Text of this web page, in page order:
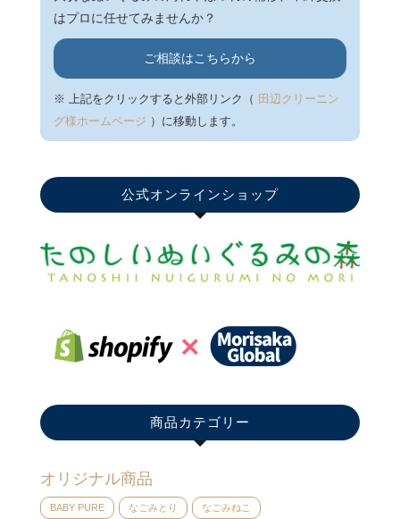
はプロに任せてみませんか？
ご相談はこちらから
※ 上記をクリックすると外部リンク（ 田辺クリーニン
グ様ホームページ ）に移動します。
公式オンラインショップ
商品カテゴリー
オリジナル商品
BABY PURE なごみとり なごみねこ